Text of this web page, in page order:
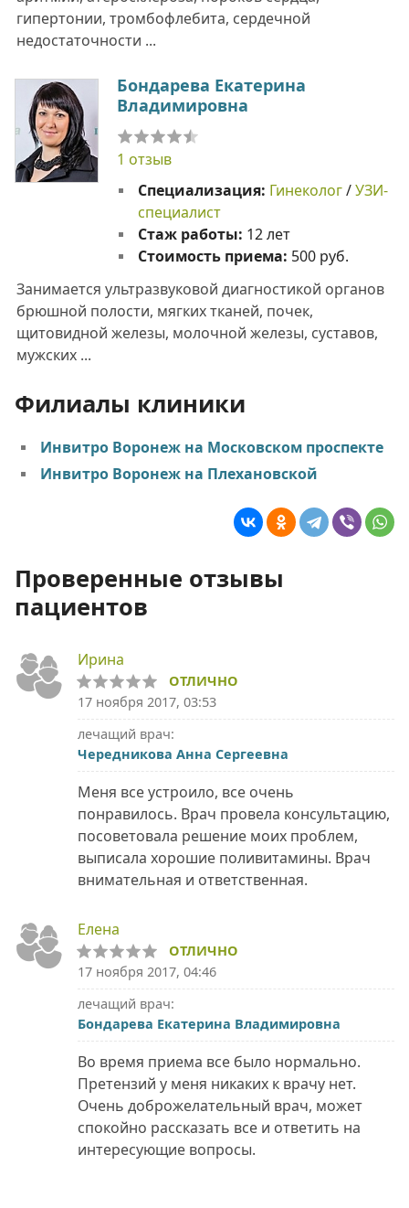
гипертонии, тромбофлебита, сердечной
недостаточности ...
Бондарева Екатерина
Владимировна
1 отзыв
Специализация: Гинеколог/УЗИ-
специалист
Стаж работы: 12 лет
Стоимость приема: 500 руб.
Занимается ультразвуковой диагностикой органов
брюшной полости, мягких тканей, почек,
щитовидной железы, молочной железы, суставов,
мужских ...
Филиалы клиники
Инвитро Воронеж на Московском проспекте
Инвитро Воронеж на Плехановской
Проверенные отзывы
пациентов
Ирина
ОТЛИЧНО
17 ноября 2017, 03:53
лечащий врач:
Чередникова Анна Сергеевна
Меня все устроило, все очень
понравилось. Врач провела консультацию,
посоветовала решение моих проблем,
выписала хорошие поливитамины. Врач
внимательная и ответственная.
Елена
ОТЛИЧНО
17 ноября 2017, 04:46
лечащий врач:
Бондарева Екатерина Владимировна
Во время приема все было нормально.
Претензий у меня никаких к врачу нет.
Очень доброжелательный врач, может
спокойно рассказать все и ответить на
интересующие вопросы.